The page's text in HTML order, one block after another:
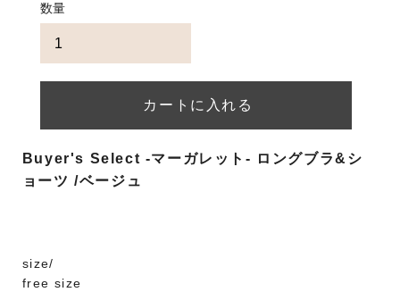
数量
Buyer's Select -マーガレット- ロングブラ&シ
ョーツ /ベージュ
size/
free size